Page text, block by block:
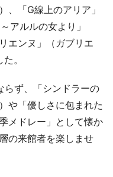
、「G線上のアリア」
アルルの女より」
エンヌ」（ガブリエ
。
ず、「シンドラーの
や「優しさに包まれた
メドレー」として懐か
の来館者を楽しませ